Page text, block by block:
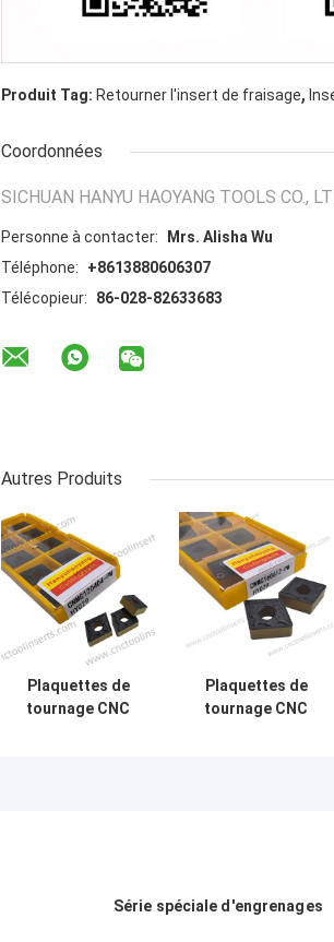
Produit Tag: Retourner l'insert de fraisage,
Coordonnées
SICHUAN HANYU HAOYANG TOOLS CO.,
Personne à contacter:
Mrs. Alisha Wu
Téléphone:
+8613880606307
Télécopieur:
86-028-82633683
Autres Produits
Plaquettes de
tournage CNC
Plaquettes de
tournage CNC
Série spéciale d'engrenages